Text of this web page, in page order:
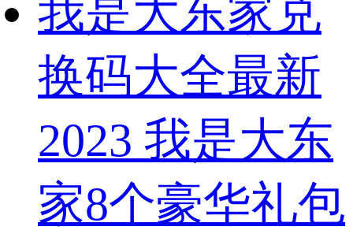
我是大东家兑
换码大全最新
2023 我是大东
家8个豪华礼包